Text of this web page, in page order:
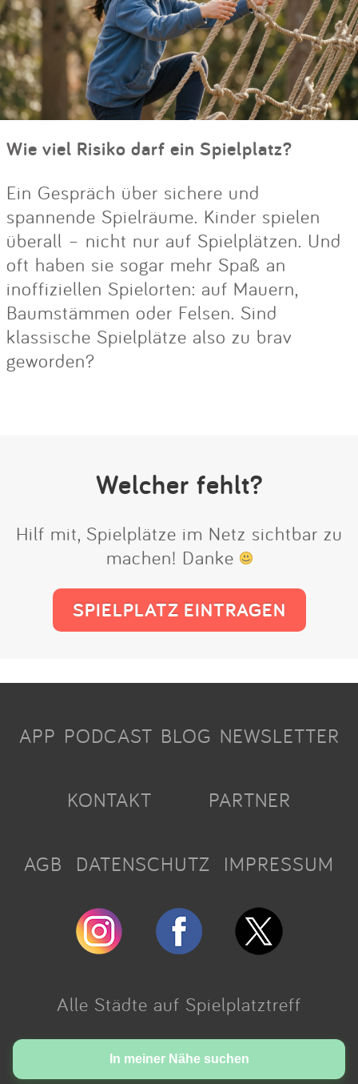
Wie viel Risiko darf ein Spielplatz?
Ein Gespräch über sichere und
spannende Spielräume. Kinder spielen
überall – nicht nur auf Spielplätzen. Und
oft haben sie sogar mehr Spaß an
inoffiziellen Spielorten: auf Mauern,
Baumstämmen oder Felsen. Sind
klassische Spielplätze also zu brav
geworden?
Welcher fehlt?
Hilf mit, Spielplätze im Netz sichtbar zu
machen! Danke
SPIELPLATZ EINTRAGEN
In meiner Nähe suchen
APP PODCAST BLOG NEWSLETTER
KONTAKT PARTNER
AGB DATENSCHUTZ IMPRESSUM
Alle Städte auf Spielplatztreff
Made with love in Cologne.